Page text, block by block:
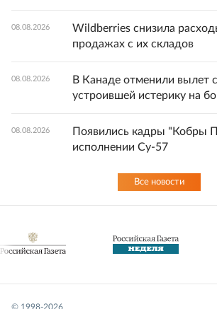
08.08.2026
Wildberries снизила
продажах с их складов
08.08.2026
В Канаде отменили вылет
устроившей истерику на
08.08.2026
Появились кадры "Кобры
исполнении Су-57
Все новости
© 1998-2026